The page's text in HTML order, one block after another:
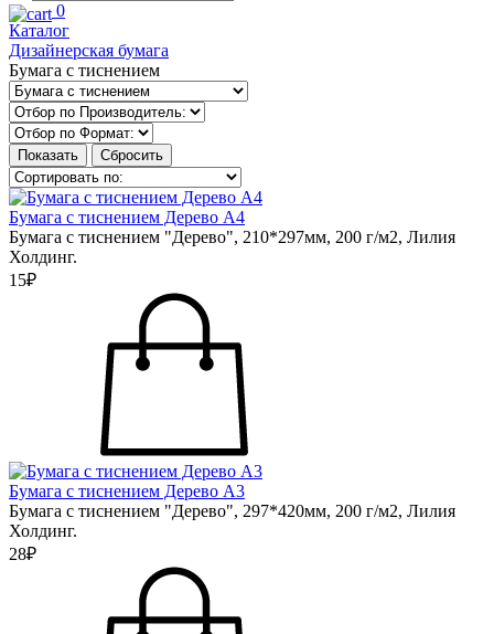
0
Каталог
Дизайнерская бумага
Бумага с тиснением
Бумага с тиснением Дерево А4
Бумага с тиснением "Дерево", 210*297мм, 200 г/м2, Лилия
Холдинг.
15₽
Бумага с тиснением Дерево А3
Бумага с тиснением "Дерево", 297*420мм, 200 г/м2, Лилия
Холдинг.
28₽